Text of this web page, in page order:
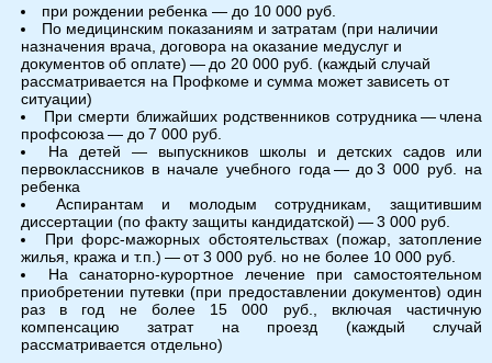
при рождении ребенка — до 10 000 руб.
По медицинским показаниям и затратам (при наличии
назначения врача, договора на оказание медуслуг и
документов об оплате) — до 20 000 руб. (каждый случай
рассматривается на Профкоме и сумма может зависеть от
ситуации)
При смерти ближайших родственников сотрудника — члена
профсоюза — до 7 000 руб.
На детей — выпускников школы и детских садов или
первоклассников в начале учебного года — до 3 000 руб. на
ребенка
Аспирантам и молодым сотрудникам, защитившим
диссертации (по факту защиты кандидатской) — 3 000 руб.
При форс-мажорных обстоятельствах (пожар, затопление
жилья, кража и т.п.) — от 3 000 руб. но не более 10 000 руб.
На санаторно-курортное лечение при самостоятельном
приобретении путевки (при предоставлении документов) один
раз в год не более 15 000 руб., включая частичную
компенсацию затрат на проезд (каждый случай
рассматривается отдельно)